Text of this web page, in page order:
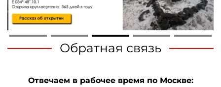
Обратная связь
Отвечаем в рабочее время по Москве: